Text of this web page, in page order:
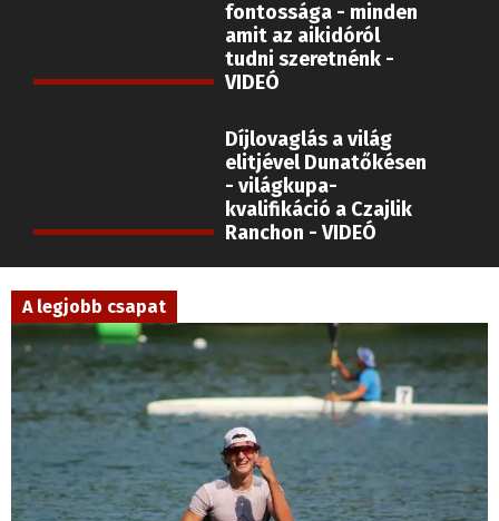
tudni szeretnénk -
VIDEÓ
Díjlovaglás a világ
- világkupa-
kvalifikáció a Czajlik
Ranchon - VIDEÓ
A legjobb csapat